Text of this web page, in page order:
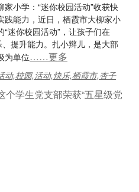
小学：“迷你校园活动”收获快
践能力，近日，栖霞市大柳家小
迷你校园活动”，让孩子们在
提升能力。扎小辫儿，是大部
为单位……更多
动,校园,活动,快乐,栖霞市,杏子